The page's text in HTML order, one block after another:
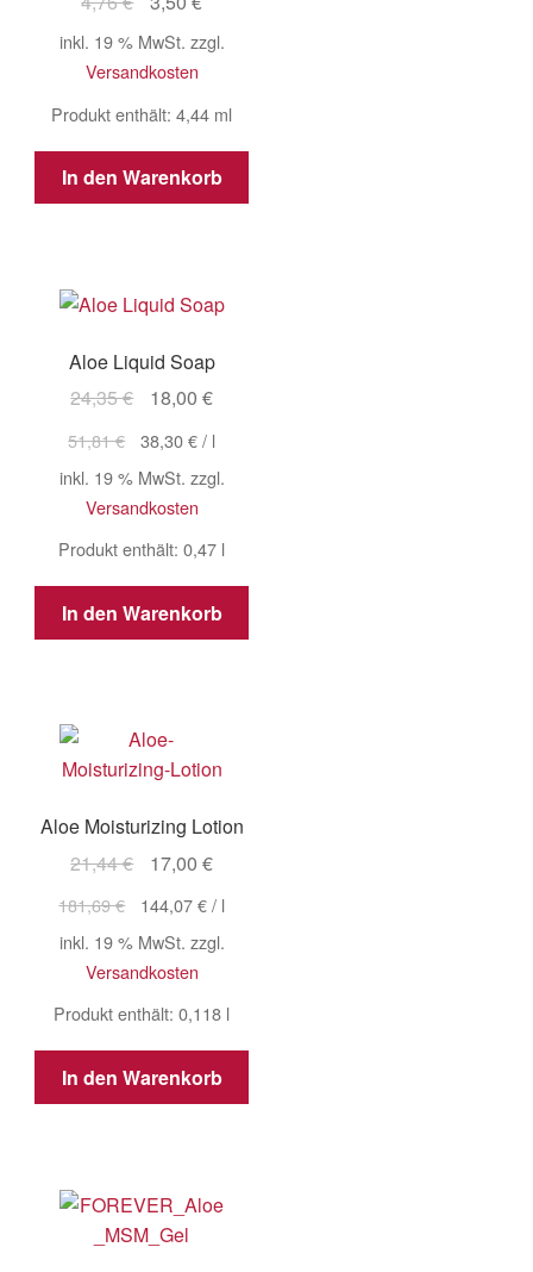
Preis
war:
Preis
ist:
inkl. 19 % MwSt. zzgl.
Versandkosten
Produkt enthält: 4,44 ml
In den Warenkorb
Aloe Liquid Soap
24,35€
Ursprünglicher
war:
24,35 €
18,00€Aktueller
ist:
18,00 €.
51,81€ 38,30€/ l
inkl. 19 % MwSt. zzgl.
Versandkosten
Produkt enthält: 0,47 l
In den Warenkorb
Aloe Moisturizing Lotion
21,44€
Ursprünglicher
war:
21,44 €
17,00€Aktueller
ist:
17,00 €.
181,69€ 144,07€/ l
inkl. 19 % MwSt. zzgl.
Versandkosten
Produkt enthält: 0,118 l
In den Warenkorb